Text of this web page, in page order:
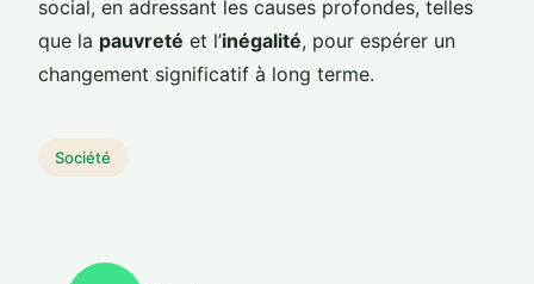
social, en adressant les causes profondes, telles
que la pauvreté et l’inégalité, pour espérer un
changement significatif à long terme.
Société